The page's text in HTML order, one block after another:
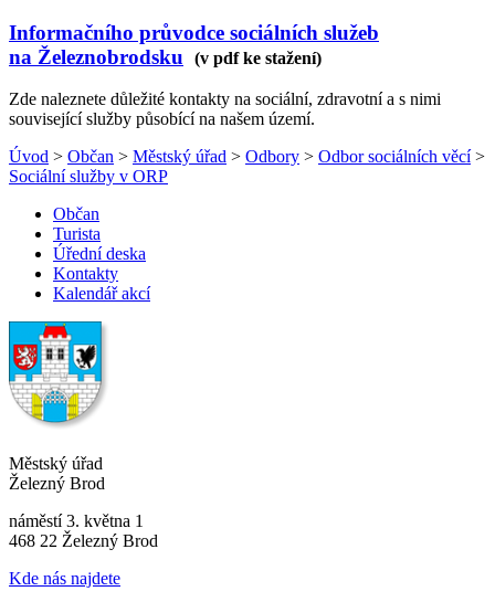
Informačního průvodce sociálních služeb
na Železnobrodsku
(v pdf ke stažení)
Zde naleznete důležité kontakty na sociální, zdravotní a s nimi
související služby působící na našem území.
Úvod > Občan > Městský úřad > Odbory > Odbor sociálních věcí>
Sociální služby v ORP
Občan
Turista
Úřední deska
Kontakty
Kalendář akcí
Městský úřad
Železný Brod
náměstí 3. května 1
468 22 Železný Brod
Kde nás najdete